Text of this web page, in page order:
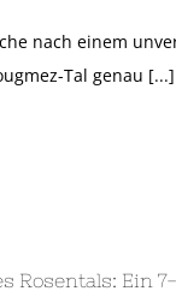
nach einem
Tal genau [...]
Rosentals: Ein